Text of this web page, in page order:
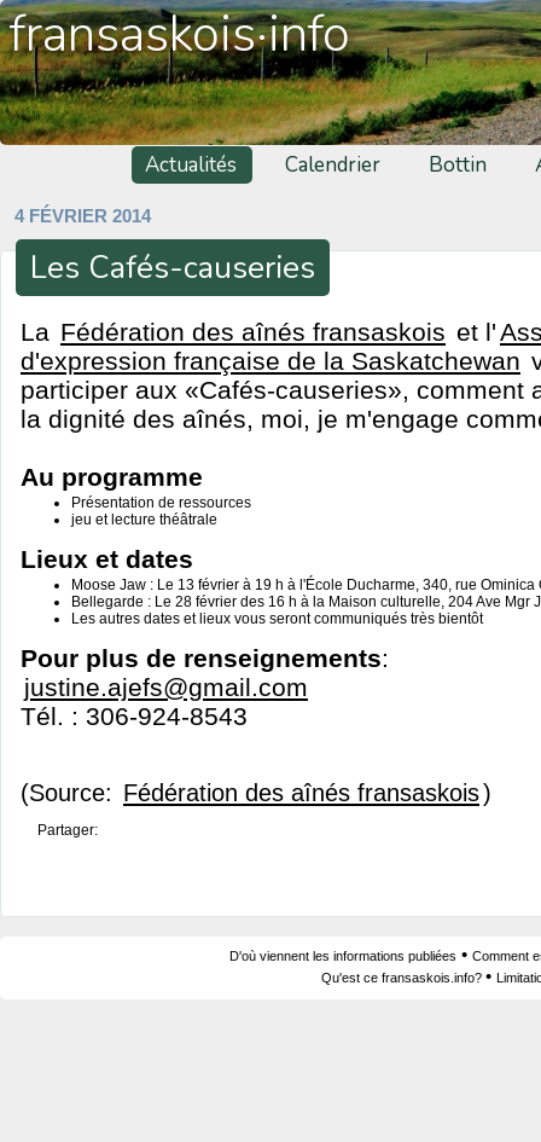
fransaskois·info
Actualités Calendrier Bottin
4 FÉVRIER 2014
Les Cafés-causeries
La Fédération des aînés fransaskois et l'
d'expression française de la Saskatchewan
participer aux «Cafés-causeries», comment
la dignité des aînés, moi, je m'engage
Au programme
Présentation de ressources
jeu et lecture théâtrale
Lieux et dates
Moose Jaw : Le 13 février à 19 h à l'École Ducharme, 340, rue Ominica
Bellegarde : Le 28 février des 16 h à la Maison culturelle, 204 Ave Mgr
Les autres dates et lieux vous seront communiqués très bientôt
Pour plus de renseignements:
justine.ajefs@gmail.com
Tél. : 306-924-8543
(Source: Fédération des aînés fransaskois)
Partager:
D'où viennent les informations publiées • Comment
Qu'est ce fransaskois.info? •